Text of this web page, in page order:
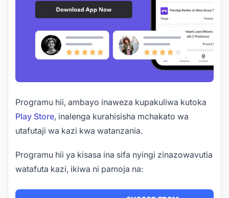
Programu hii, ambayo inaweza kupakuliwa kutoka
Play Store, inalenga kurahisisha mchakato wa
utafutaji wa kazi kwa watanzania.
Programu hii ya kisasa ina sifa nyingi zinazowavutia
watafuta kazi, ikiwa ni pamoja na: